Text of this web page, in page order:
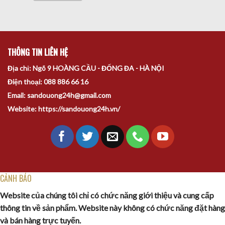
THÔNG TIN LIÊN HỆ
Địa chỉ: Ngõ 9 HOÀNG CẦU - ĐỐNG ĐA - HÀ NỘI
Điện thoại: 088 886 66 16
Email: sandouong24h@gmail.com
Website: https://sandouong24h.vn/
CẢNH BÁO
Website của chúng tôi chỉ có chức năng giới thiệu và cung cấp
thông tin về sản phẩm. Website này không có chức năng đặt hàng
và bán hàng trực tuyến.